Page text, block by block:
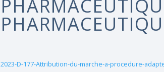
2023-D-177-Attribution-du-marche-a-procedure-